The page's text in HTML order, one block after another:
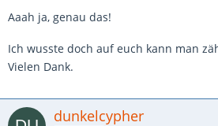
Aaah ja, genau das!
Ich wusste doch auf euch kann man
Vielen Dank.
dunkelcypher